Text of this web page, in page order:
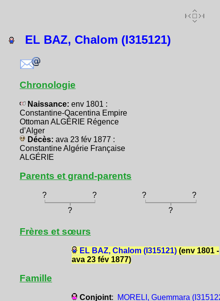
EL BAZ, Chalom (I315121)
Chronologie
Naissance: env 1801 :
Constantine-Qacentina Empire
Ottoman ALGÉRIE Régence
d’Alger
Décès: ava 23 fév 1877 :
Constantine Algérie Française
ALGÉRIE
Parents et grand-parents
? ? ?
?
?
?
Frères et sœurs
EL BAZ, Chalom (I315121)(env 1801 -
ava 23 fév 1877)
Famille
Conjoint: MORELI, Guemmara